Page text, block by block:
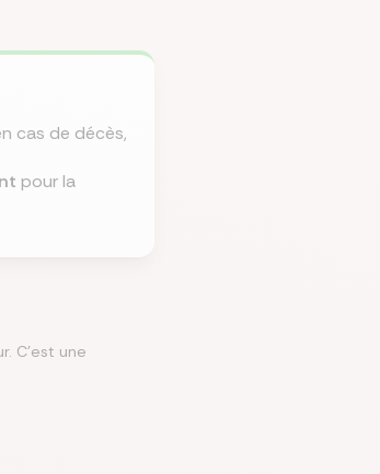
cas de décès,
pour la
C'est une